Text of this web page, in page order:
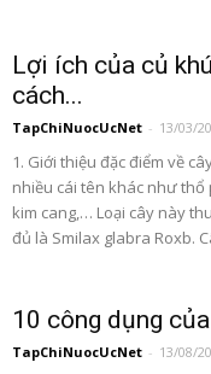
Lợi ích của củ
cách...
TapChiNuocUcNet - 13/03/
1. Giới thiệu đặc điểm về
nhiều cái tên khác như thổ
kim cang,… Loại cây này
đủ là Smilax glabra Roxb.
10 công dụng
TapChiNuocUcNet - 13/08/